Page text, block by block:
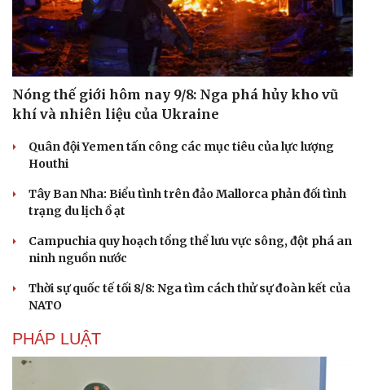
Nóng thế giới hôm nay 9/8: Nga phá hủy kho vũ
khí và nhiên liệu của Ukraine
Quân đội Yemen tấn công các mục tiêu của lực lượng
Houthi
Tây Ban Nha: Biểu tình trên đảo Mallorca phản đối tình
trạng du lịch ồ ạt
Campuchia quy hoạch tổng thể lưu vực sông, đột phá an
ninh nguồn nước
Thời sự quốc tế tối 8/8: Nga tìm cách thử sự đoàn kết của
NATO
PHÁP LUẬT